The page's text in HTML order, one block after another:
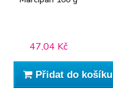
47,04 Kč
Přidat do košíku